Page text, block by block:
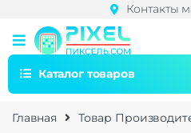
Контакты
Каталог товаров
Главная Товар